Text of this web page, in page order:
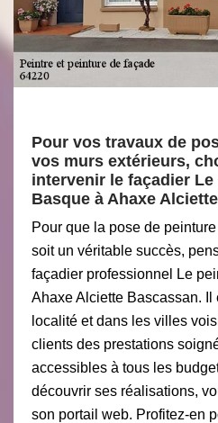
Pour vos travaux de
vos murs extérieurs,
intervenir le façadier
Basque à Ahaxe
Pour que la pose de
soit un véritable succès,
façadier professionnel Le
Ahaxe Alciette Bascassan. Il
localité et dans les villes
clients des prestations
accessibles à tous les
découvrir ses réalisations,
son portail web. Profitez-en